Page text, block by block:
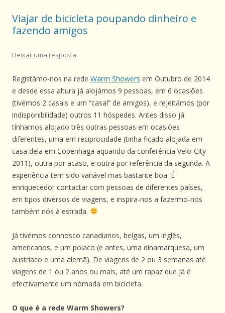
Viajar de bicicleta poupando dinheiro e
fazendo amigos
Deixar uma resposta
Registámo-nos na rede Warm Showers em Outubro de 2014
e desde essa altura já alojámos 9 pessoas, em 6 ocasiões
(tivémos 2 casais e um “casal” de amigos), e rejeitámos (por
indisponibilidade) outros 11 hóspedes. Antes disso já
tínhamos alojado três outras pessoas em ocasiões
diferentes, uma em reciprocidade (tinha ficado alojada em
casa dela em Copenhaga aquando da conferência Velo-City
2011), outra por acaso, e outra por referência da segunda. A
experiência tem sido variável mas bastante boa. É
enriquecedor contactar com pessoas de diferentes países,
em tipos diversos de viagens, e inspira-nos a fazermo-nos
também nós à estrada.
Já tivémos connosco canadianos, belgas, um inglês,
americanos, e um polaco (e antes, uma dinamarquesa, um
austríaco e uma alemã). De viagens de 2 ou 3 semanas até
viagens de 1 ou 2 anos ou mais, até um rapaz que já é
efectivamente um nómada em bicicleta.
O que é a rede Warm Showers?